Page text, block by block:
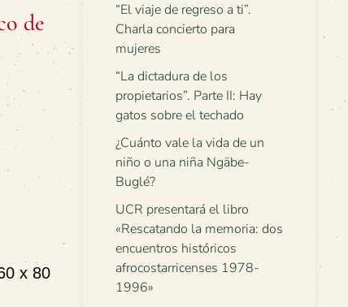
de
x 80
“El viaje de regreso a ti”.
Charla concierto para
mujeres
“La dictadura de los
propietarios”. Parte II: Hay
gatos sobre el techado
¿Cuánto vale la vida de un
niño o una niña Ngäbe-
Buglé?
UCR presentará el libro
«Rescatando la memoria: dos
encuentros históricos
afrocostarricenses 1978-
1996»